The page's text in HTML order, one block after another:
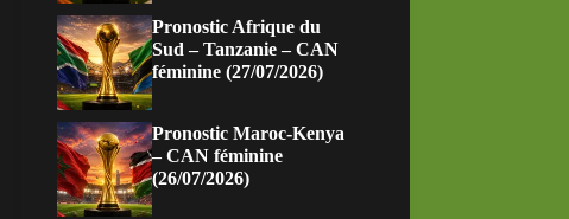
Pronostic Afrique du
Sud – Tanzanie – CAN
féminine (27/07/2026)
Pronostic Maroc-Kenya
– CAN féminine
(26/07/2026)